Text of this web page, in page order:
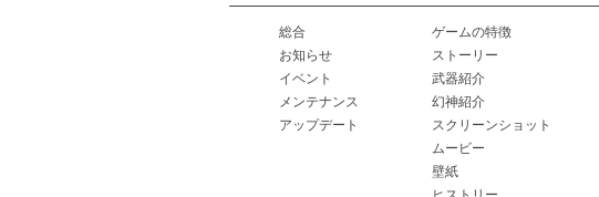
総合
お知らせ
イベント
メンテナンス
アップデート
ゲームの特徴
ストーリー
武器紹介
幻神紹介
スクリーンショット
ムービー
壁紙